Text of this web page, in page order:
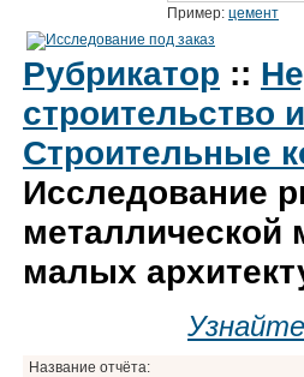
Пример: цемент
Рубрикатор ::
строительство
Строительные
Исследование
металлической
малых
Название отчёта: